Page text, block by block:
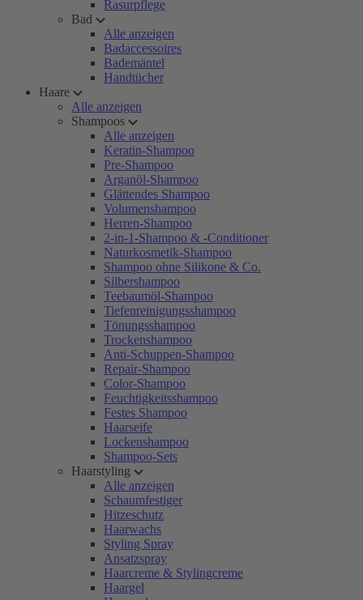
Rasurpflege
Bad
Alle anzeigen
Badaccessoires
Bademäntel
Handtücher
Haare
Alle anzeigen
Shampoos
Alle anzeigen
Keratin-Shampoo
Pre-Shampoo
Arganöl-Shampoo
Glättendes Shampoo
Volumenshampoo
Herren-Shampoo
2-in-1-Shampoo & -Conditioner
Naturkosmetik-Shampoo
Shampoo ohne Silikone & Co.
Silbershampoo
Teebaumöl-Shampoo
Tiefenreinigungsshampoo
Tönungsshampoo
Trockenshampoo
Anti-Schuppen-Shampoo
Repair-Shampoo
Color-Shampoo
Feuchtigkeitsshampoo
Festes Shampoo
Haarseife
Lockenshampoo
Shampoo-Sets
Haarstyling
Alle anzeigen
Schaumfestiger
Hitzeschutz
Haarwachs
Styling Spray
Ansatzspray
Haarcreme & Stylingcreme
Haargel